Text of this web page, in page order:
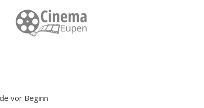
vor Beginn